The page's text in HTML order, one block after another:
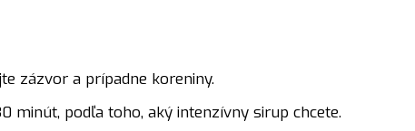
zázvor a prípadne koreniny.
minút, podľa toho, aký intenzívny sirup chcete.